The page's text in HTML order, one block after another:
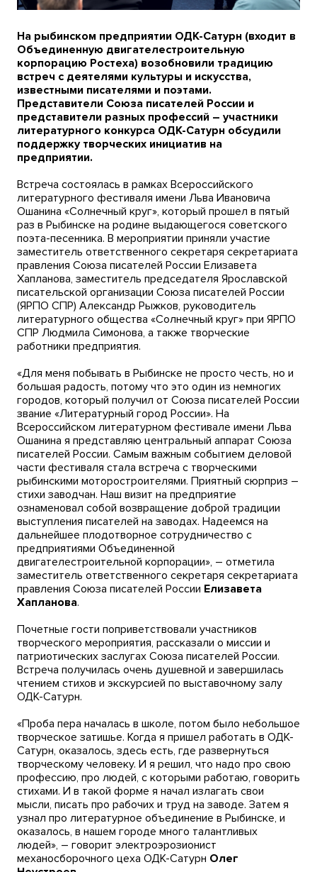
На рыбинском предприятии ОДК-Сатурн (входит в
Объединенную двигателестроительную
корпорацию Ростеха) возобновили традицию
встреч с деятелями культуры и искусства,
известными писателями и поэтами.
Представители Союза писателей России и
представители разных профессий – участники
литературного конкурса ОДК-Сатурн обсудили
поддержку творческих инициатив на
предприятии.
Встреча состоялась в рамках Всероссийского
литературного фестиваля имени Льва Ивановича
Ошанина «Солнечный круг», который прошел в пятый
раз в Рыбинске на родине выдающегося советского
поэта-песенника. В мероприятии приняли участие
заместитель ответственного секретаря секретариата
правления Союза писателей России Елизавета
Хапланова, заместитель председателя Ярославской
писательской организации Союза писателей России
(ЯРПО СПР) Александр Рыжков, руководитель
литературного общества «Солнечный круг» при ЯРПО
СПР Людмила Симонова, а также творческие
работники предприятия.
«Для меня побывать в Рыбинске не просто честь, но и
большая радость, потому что это один из немногих
городов, который получил от Союза писателей России
звание «Литературный город России». На
Всероссийском литературном фестивале имени Льва
Ошанина я представляю центральный аппарат Союза
писателей России. Самым важным событием деловой
части фестиваля стала встреча с творческими
рыбинскими моторостроителями. Приятный сюрприз –
стихи заводчан. Наш визит на предприятие
ознаменовал собой возвращение доброй традиции
выступления писателей на заводах. Надеемся на
дальнейшее плодотворное сотрудничество с
предприятиями Объединенной
двигателестроительной корпорации», – отметила
заместитель ответственного секретаря секретариата
правления Союза писателей России Елизавета
Хапланова.
Почетные гости поприветствовали участников
творческого мероприятия, рассказали о миссии и
патриотических заслугах Союза писателей России.
Встреча получилась очень душевной и завершилась
чтением стихов и экскурсией по выставочному залу
ОДК-Сатурн.
«Проба пера началась в школе, потом было небольшое
творческое затишье. Когда я пришел работать в ОДК-
Сатурн, оказалось, здесь есть, где развернуться
творческому человеку. И я решил, что надо про свою
профессию, про людей, с которыми работаю, говорить
стихами. И в такой форме я начал излагать свои
мысли, писать про рабочих и труд на заводе. Затем я
узнал про литературное объединение в Рыбинске, и
оказалось, в нашем городе много талантливых
людей», – говорит электроэрозионист
механосборочного цеха ОДК-Сатурн Олег